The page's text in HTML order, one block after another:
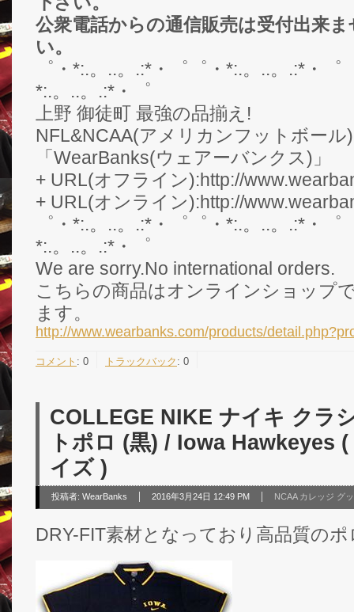
公衆電話からの通信販売は受付出来
い。
゜・*:.。..。.:*・゜゜・*:.。..。.:*・
*:.。..。.:*・゜
上野 御徒町 最強の品揃え!
NFL&NCAA(アメリカンフットボール
「WearBanks(ウェアーバンクス)」
+ URL(オフライン):http://
+ URL(オンライン):http://
゜・*:.。..。.:*・゜゜・*:.。..。.:*・
*:.。..。.:*・゜
We are sorry.No international orders.
こちらの商品はオンラインショップ
ます。
http://www.wearbanks.com/products/
コメント : 0 トラックバック : 0
COLLEGE NIKE ナイキ クラ
トポロ (黒) / Iowa Hawkeyes
イズ )
投稿者: WearBanks 2016年3月24日 12:49 PM NCAA カレッジ グ
DRY-FIT素材となっており高品質の